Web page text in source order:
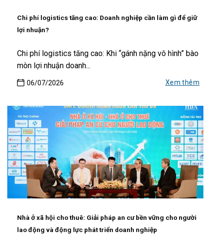
Chi phí logistics tăng cao: Doanh nghiệp cần làm gì để giữ
lợi nhuận?
06/07/2026
Chi phí logistics tăng cao: Khi “gánh nặng vô hình” bào
mòn lợi nhuận doanh...
Xem thêm
Nhà ở xã hội cho thuê: Giải pháp an cư bền vững cho người
lao động và động lực phát triển doanh nghiệp